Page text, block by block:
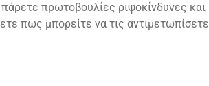
πρωτοβουλίες ριψοκίνδυνες
πως μπορείτε να τις αντιμετωπίσετε